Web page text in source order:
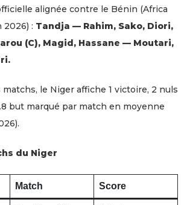
alignée contre le Bénin (Africa
2026) : Tandja — Rahim, Sako, Diori,
(C), Magid, Hassane — Moutari,
le Niger affiche 1 victoire, 2 nuls
but marqué par match en moyenne
du Niger
Match Score